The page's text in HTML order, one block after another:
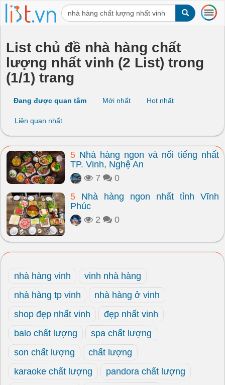
T
o
e
n
n
List chủ đề nhà hàng chất
lượng nhất vinh (2 List) trong
(1/1) trang
Đang được quan tâm Mới nhất Hot nhất
Liên quan nhất
5 Nhà hàng ngon và nổi tiếng nhất
TP. Vinh, Nghệ An
7
0
5 Nhà hàng ngon nhất tỉnh Vĩnh
Phúc
2
0
nhà hàng vinh
vinh nhà hàng
nhà hàng tp vinh
nhà hàng ở vinh
shop đẹp nhất vinh
đẹp nhất vinh
balo chất lượng
spa chất lượng
son chất lượng
chất lượng
karaoke chất lượng
pandora chất lượng